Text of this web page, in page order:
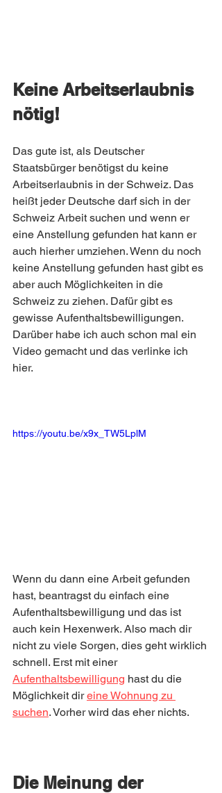
Keine Arbeitserlaubnis
nötig!
Das gute ist, als Deutscher
Staatsbürger benötigst du keine
Arbeitserlaubnis in der Schweiz. Das
heißt jeder Deutsche darf sich in der
Schweiz Arbeit suchen und wenn er
eine Anstellung gefunden hat kann er
auch hierher umziehen. Wenn du noch
keine Anstellung gefunden hast gibt es
aber auch Möglichkeiten in die
Schweiz zu ziehen. Dafür gibt es
gewisse Aufenthaltsbewilligungen.
Darüber habe ich auch schon mal ein
Video gemacht und das verlinke ich
hier.
https://youtu.be/x9x_TW5LplM
Wenn du dann eine Arbeit gefunden
hast, beantragst du einfach eine
Aufenthaltsbewilligung und das ist
auch kein Hexenwerk. Also mach dir
nicht zu viele Sorgen, dies geht wirklich
schnell. Erst mit einer
Aufenthaltsbewilligung hast du die
Möglichkeit dir eine Wohnung zu
suchen. Vorher wird das eher nichts.
Die Meinung der